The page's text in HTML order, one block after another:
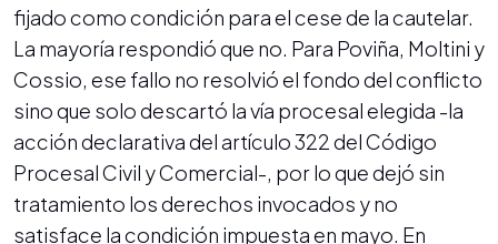
fijado como condición para el cese de la cautelar.
La mayoría respondió que no. Para Poviña, Moltini y
Cossio, ese fallo no resolvió el fondo del conflicto
sino que solo descartó la vía procesal elegida -la
acción declarativa del artículo 322 del Código
Procesal Civil y Comercial-, por lo que dejó sin
tratamiento los derechos invocados y no
satisface la condición impuesta en mayo. En